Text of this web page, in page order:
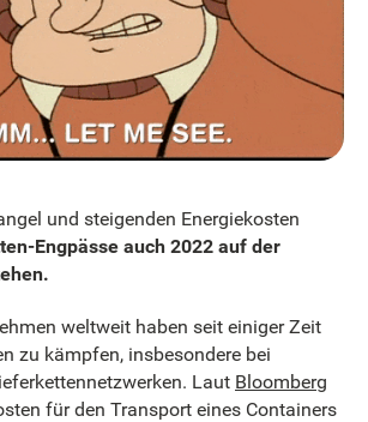
und steigenden Energiekosten
Engpässe auch 2022 auf der
weltweit haben seit einiger Zeit
zu kämpfen, insbesondere bei
Laut Bloomberg
für den Transport eines Containers